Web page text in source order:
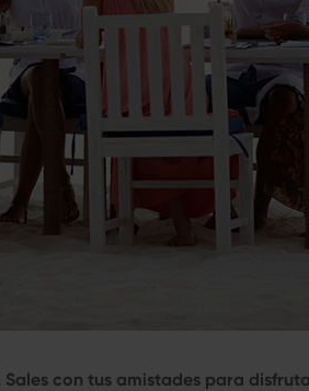
con tus amistades para